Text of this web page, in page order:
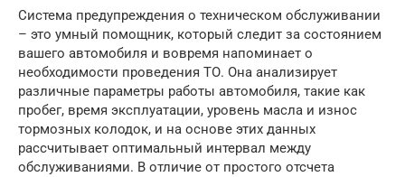
Система предупреждения о техническом обслуживании
– это умный помощник, который следит за состоянием
вашего автомобиля и вовремя напоминает о
необходимости проведения ТО. Она анализирует
различные параметры работы автомобиля, такие как
пробег, время эксплуатации, уровень масла и износ
тормозных колодок, и на основе этих данных
рассчитывает оптимальный интервал между
обслуживаниями. В отличие от простого отсчета